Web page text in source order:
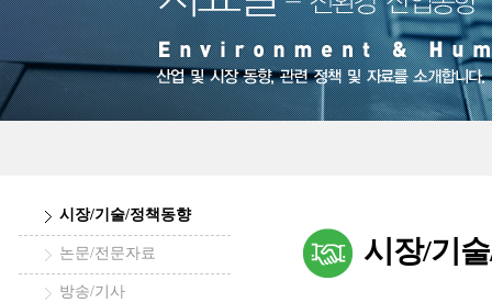
시장/기술/정책동향
논문/전문자료
방송/기사
시장/기